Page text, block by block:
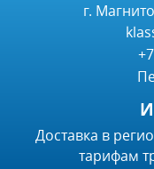
г.
Доставка в
тарифам